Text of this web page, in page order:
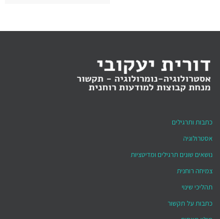
כתבות ותרגילים
אסטרולוגיה
נושאים שונים תרגילים ומדיטציות
צמיחה רוחנית
תהליכי שינוי
כתבות על תקשור